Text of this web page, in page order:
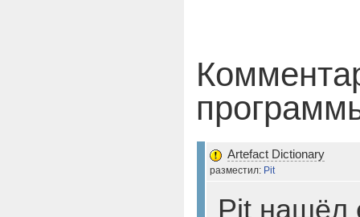
Artefact Dictionary
разместил: Pit
Pit нашёл